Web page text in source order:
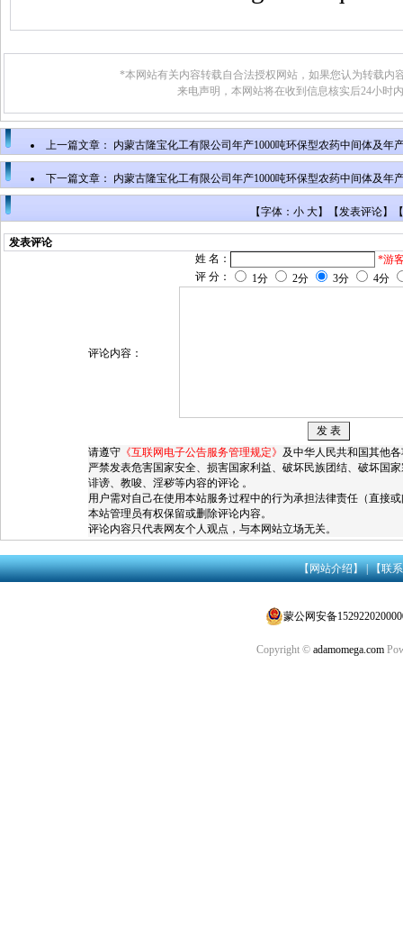
*本网站有关内容转载自合法授权网站，如果您认为转载内
来电声明，本网站将在收到信息核实后24小时
上一篇文章： 内蒙古隆宝化工有限公司年产1000吨环保型农药中间体及年
下一篇文章： 内蒙古隆宝化工有限公司年产1000吨环保型农药中间体及年
【字体：小 大】【发表评论】【
发表评论
姓 名：
*游
评 分：
1分 2分 3分 4分
评论内容：
请遵守 《互联网电子公告服务管理规定》 及中华人民共和国其他
严禁发表危害国家安全、损害国家利益、破坏民族团结、破坏国
诽谤、教唆、淫秽等内容的评论 。
用户需对自己在使用本站服务过程中的行为承担法律责任（直接
本站管理员有权保留或删除评论内容。
评论内容只代表网友个人观点，与本网站立场无关。
【网站介绍】|【联
蒙公网安备
Copyright © adamomega.com